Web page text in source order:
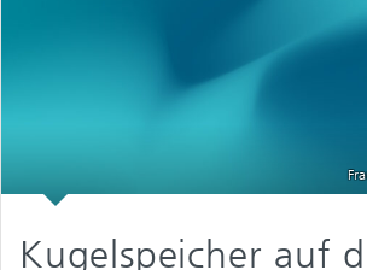
Kugelspeicher auf